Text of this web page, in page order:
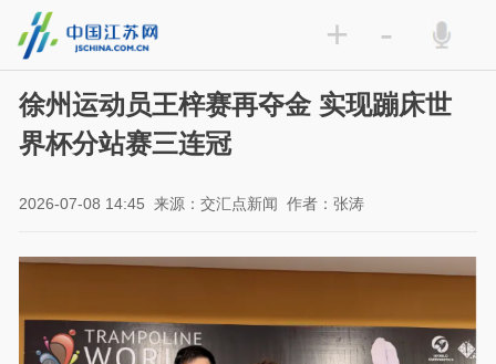
+ -
徐州运动员王梓赛再夺金 实现蹦床世
界杯分站赛三连冠
2026-07-08 14:45 来源：交汇点新闻 作者：张涛